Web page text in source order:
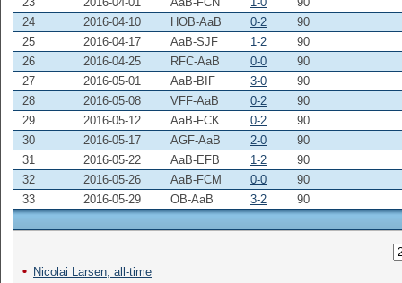
24
2016-04-10 HOB-AaB 0-2
90
25
2016-04-17 AaB-SJF 1-2
90
26
2016-04-25 RFC-AaB 0-0
90
27
2016-05-01 AaB-BIF 3-0
90
28
2016-05-08 VFF-AaB 0-2
90
29
2016-05-12 AaB-FCK 0-2
90
30
2016-05-17 AGF-AaB 2-0
90
31
2016-05-22 AaB-EFB 1-2
90
32
2016-05-26 AaB-FCM 0-0
90
33
2016-05-29 OB-AaB 3-2 90
Nicolai Larsen, all-time